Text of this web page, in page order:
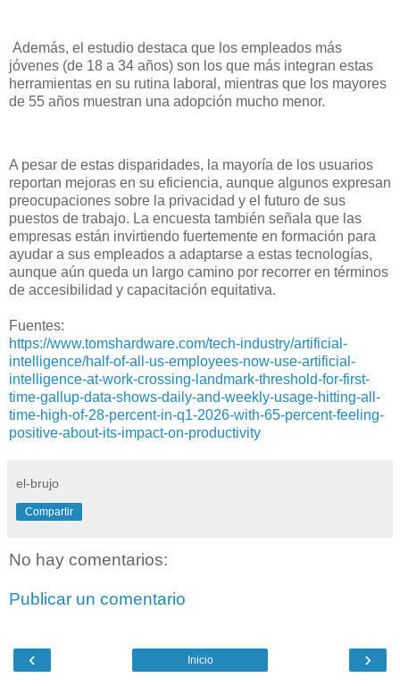
Además, el estudio destaca que los empleados más
jóvenes (de 18 a 34 años) son los que más integran estas
herramientas en su rutina laboral, mientras que los mayores
de 55 años muestran una adopción mucho menor.
A pesar de estas disparidades, la mayoría de los usuarios
reportan mejoras en su eficiencia, aunque algunos expresan
preocupaciones sobre la privacidad y el futuro de sus
puestos de trabajo. La encuesta también señala que las
empresas están invirtiendo fuertemente en formación para
ayudar a sus empleados a adaptarse a estas tecnologías,
aunque aún queda un largo camino por recorrer en términos
de accesibilidad y capacitación equitativa.
Fuentes:
https://www.tomshardware.com/tech-industry/artificial-
intelligence/half-of-all-us-employees-now-use-artificial-
intelligence-at-work-crossing-landmark-threshold-for-first-
time-gallup-data-shows-daily-and-weekly-usage-hitting-all-
time-high-of-28-percent-in-q1-2026-with-65-percent-feeling-
positive-about-its-impact-on-productivity
el-brujo
Compartir
No hay comentarios:
Publicar un comentario
‹ ›
Inicio